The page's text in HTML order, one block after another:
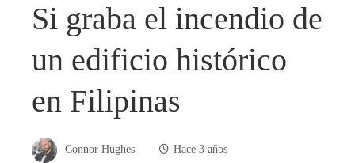
Si graba el incendio de
un edificio histórico
en Filipinas
Connor Hughes Hace 3 años